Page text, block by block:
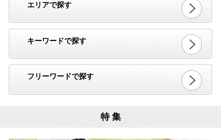
エリアで探す
キーワードで探す
フリーワードで探す
特 集